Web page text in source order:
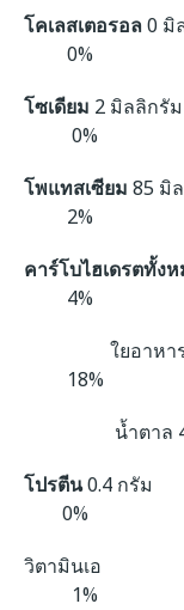
โคเลสเตอรอล
0%
โซเดียม 2
0%
โพแทสเซียม
2%
คาร์โบไฮเดรตทั้ง
4%
ใย
18%
น้ำตาล
โปรตีน
0%
วิต
1%